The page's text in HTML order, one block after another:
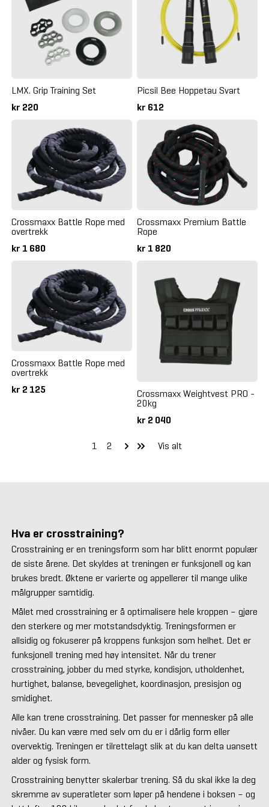
LMX. Grip Training Set
kr 220
Picsil Bee Hoppetau Svart
kr 612
Crossmaxx Battle Rope med
overtrekk
kr 1 680
Crossmaxx Premium Battle
Rope
kr 1 820
Crossmaxx Battle Rope med
overtrekk
kr 2 125
Crossmaxx Weightvest PRO -
20kg
kr 2 040
1 2 Vis alt
Hva er crosstraining?
Crosstraining er en treningsform som har blitt enormt populær
de siste årene. Det skyldes at treningen er funksjonell og kan
brukes bredt. Øktene er varierte og appellerer til mange ulike
målgrupper samtidig.
Målet med crosstraining er å optimalisere hele kroppen – gjøre
den sterkere og mer motstandsdyktig. Treningsformen er
allsidig og fokuserer på kroppens funksjon som helhet. Det er
funksjonell trening med høy intensitet. Når du trener
crosstraining, jobber du med styrke, kondisjon, utholdenhet,
hurtighet, balanse, bevegelighet, koordinasjon, presisjon og
smidighet.
Alle kan trene crosstraining. Det passer for mennesker på alle
nivåer. Du kan være med selv om du er i dårlig form eller
overvektig. Treningen er tilrettelagt slik at du kan delta uansett
alder og fysisk form.
Crosstraining benytter skalerbar trening. Så du skal ikke la deg
skremme av superatleter som løper på hendene i boksen – og